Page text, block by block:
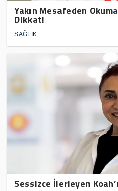
Yakın Mesafeden
Dikkat!
SAĞLIK
Sessizce İlerleyen